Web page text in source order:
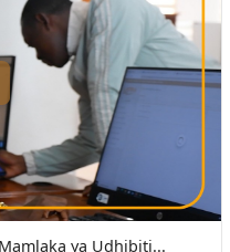
ya Udhibiti...